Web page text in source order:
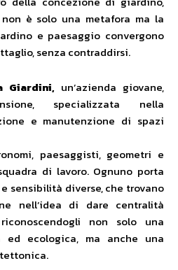
è solo una metafora ma la
e paesaggio convergono
senza contraddirsi.
Giardini, un’azienda giovane,
specializzata nella
e manutenzione di spazi
paesaggisti, geometri e
di lavoro. Ognuno porta
sensibilità diverse, che trovano
nell’idea di dare centralità
non solo una
ed ecologica, ma anche una